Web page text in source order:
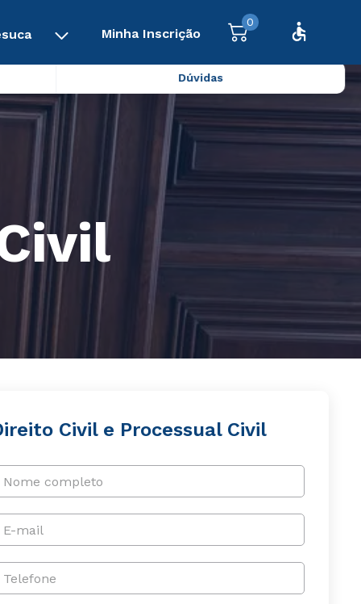
Minha Inscrição
0
Dúvidas
Civil e Processual Civil
Nome completo
E-mail
Telefone